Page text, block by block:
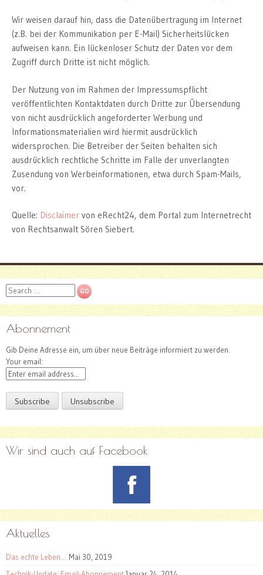
Wir weisen darauf hin, dass die Datenübertragung im Internet
(z.B. bei der Kommunikation per E-Mail) Sicherheitslücken
aufweisen kann. Ein lückenloser Schutz der Daten vor dem
Zugriff durch Dritte ist nicht möglich.
Der Nutzung von im Rahmen der Impressumspflicht
veröffentlichten Kontaktdaten durch Dritte zur Übersendung
von nicht ausdrücklich angeforderter Werbung und
Informationsmaterialien wird hiermit ausdrücklich
widersprochen. Die Betreiber der Seiten behalten sich
ausdrücklich rechtliche Schritte im Falle der unverlangten
Zusendung von Werbeinformationen, etwa durch Spam-Mails,
vor.
Quelle: Disclaimer von eRecht24, dem Portal zum Internetrecht
von Rechtsanwalt Sören Siebert.
Search
Abonnement
Gib Deine Adresse ein, um über neue Beiträge informiert zu werden.
Your email:
Wir sind auch auf Facebook
Aktuelles
Das echte Leben… Mai 30, 2019